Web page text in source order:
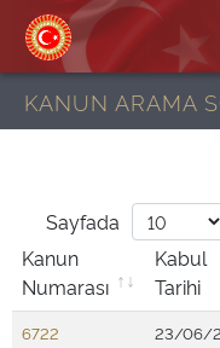
KANUN ARAMA
Sayfada
Kanun
Numarası
Kabul
Tarihi
6722 23/06/